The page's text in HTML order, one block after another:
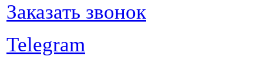
Заказать звонок
Telegram